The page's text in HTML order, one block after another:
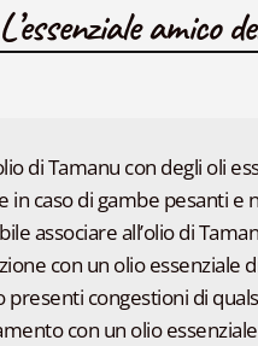
amico
di Tamanu con degli oli
in caso di gambe pesanti e
associare all’olio di
con un olio essenziale
congestioni di
con un olio